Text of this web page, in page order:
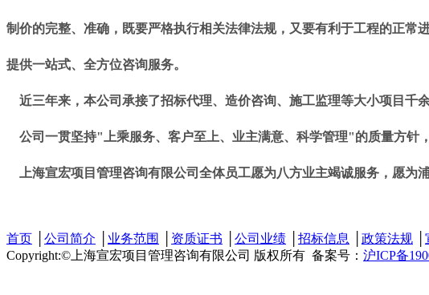
制价的完整、准确，既要严格执行相关法律法规，又要有利于工程的正
提供一站式、全方位咨询服务。
近三年来，本公司承接了招标代理、造价咨询、施工监理等大小项目千
公司一贯坚持"上乘服务、客户至上、业主满意、科学管理"的质量方针
上海宣宏项目管理咨询有限公司全体员工愿为八方业主竭诚服务，愿为
首页 公司简介 业务范围 资质证书 公司业绩 招标信息 政策法规
Copyright:©上海宣宏项目管理咨询有限公司 版权所有 备案号： 沪ICP备